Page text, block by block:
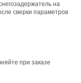
на
сверки параметров
при заказе